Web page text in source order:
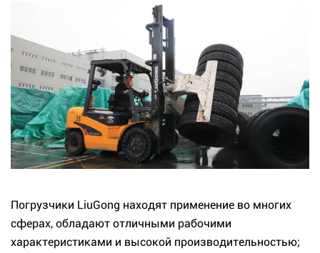
Погрузчики LiuGong находят применение во многих
сферах, обладают отличными рабочими
характеристиками и высокой производительностью;